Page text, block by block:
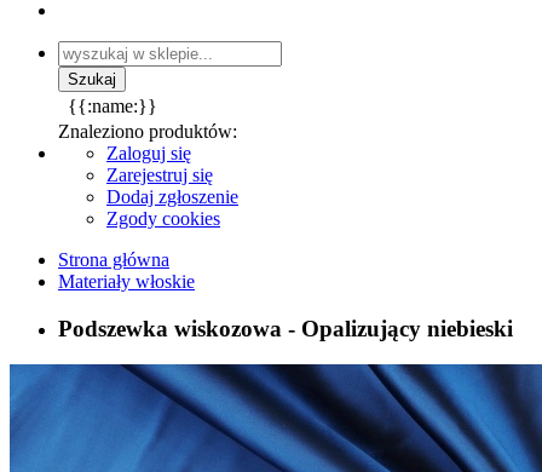
{{:name:}}
Znaleziono produktów:
Zaloguj się
Zarejestruj się
Dodaj zgłoszenie
Zgody cookies
Strona główna
Materiały włoskie
Podszewka wiskozowa - Opalizujący niebieski